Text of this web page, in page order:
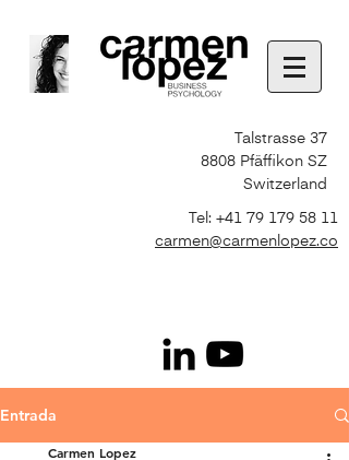
Talstrasse 37
8808 Pfäffikon SZ
Switzerland
Tel: +41 79 179 58 11
carmen@carmenlopez.co
Entrada
Carmen Lopez